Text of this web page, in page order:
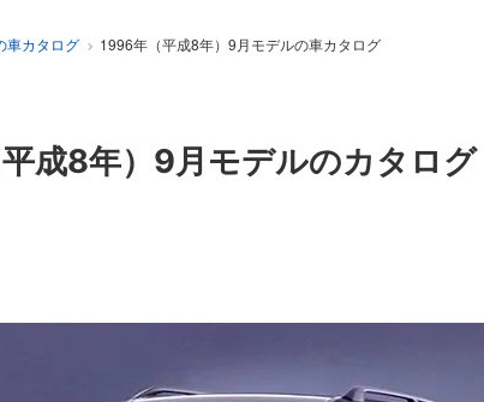
車カタログ 1996年（平成8年）9月モデルの車カタログ
成8年）9月 モデルのカタログ